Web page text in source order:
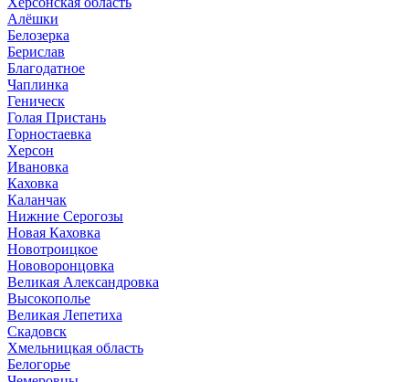
Алёшки
Белозерка
Берислав
Благодатное
Чаплинка
Геническ
Голая Пристань
Горностаевка
Херсон
Ивановка
Каховка
Каланчак
Нижние Серогозы
Новая Каховка
Новотроицкое
Нововоронцовка
Великая Александровка
Высокополье
Великая Лепетиха
Скадовск
Хмельницкая область
Белогорье